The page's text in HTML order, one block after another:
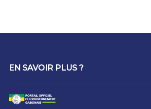
EN SAVOIR PLUS ?